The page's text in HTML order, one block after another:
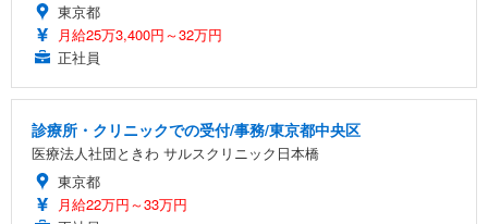
東京都
月給25万3,400円～32万円
正社員
診療所・クリニックでの受付/事務/東京都中央区
医療法人社団ときわ サルスクリニック日本橋
東京都
月給22万円～33万円